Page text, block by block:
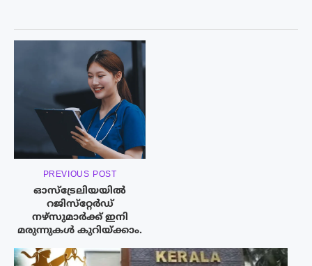
PREVIOUS POST
ഓസ്‌ട്രേലിയയിൽ
റജിസ്‌റ്റേർഡ്
നഴ്‌സുമാർക്ക് ഇനി
മരുന്നുകൾ കുറിയ്ക്കാം.